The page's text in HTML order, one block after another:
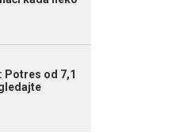
Potres od 7,1